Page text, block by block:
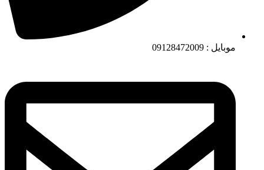
موبایل : 09128472009